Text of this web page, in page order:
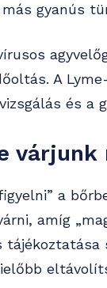
gyanús
A
és a
várjunk
a
amíg